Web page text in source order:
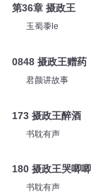
第36章 摄政王
玉蜀黍le
0848 摄政王赠药
君颜讲故事
173 摄政王醉酒
书耽有声
180 摄政王哭唧唧
书耽有声